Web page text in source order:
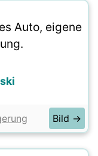
Auto, eigene
Bild →